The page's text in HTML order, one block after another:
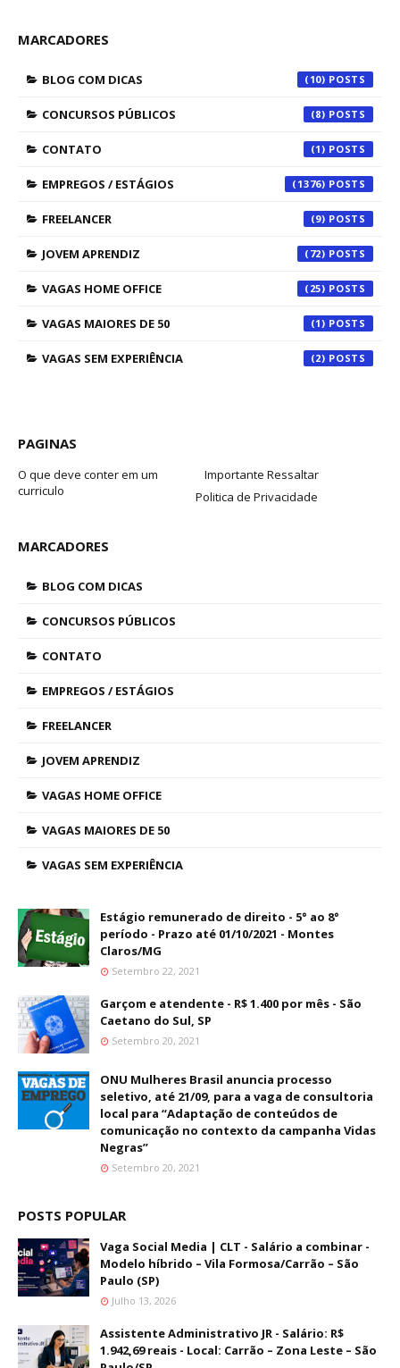
MARCADORES
BLOG COM DICAS (10)
CONCURSOS PÚBLICOS (8)
CONTATO (1)
EMPREGOS / ESTÁGIOS (1376)
FREELANCER (9)
JOVEM APRENDIZ (72)
VAGAS HOME OFFICE (25)
VAGAS MAIORES DE 50 (1)
VAGAS SEM EXPERIÊNCIA (2)
PAGINAS
O que deve conter em um
curriculo
Importante Ressaltar
Politica de Privacidade
MARCADORES
BLOG COM DICAS
CONCURSOS PÚBLICOS
CONTATO
EMPREGOS / ESTÁGIOS
FREELANCER
JOVEM APRENDIZ
VAGAS HOME OFFICE
VAGAS MAIORES DE 50
VAGAS SEM EXPERIÊNCIA
Estágio remunerado de direito - 5° ao 8°
período - Prazo até 01/10/2021 - Montes
Claros/MG
Setembro 22, 2021
Garçom e atendente - R$ 1.400 por mês - São
Caetano do Sul, SP
Setembro 20, 2021
ONU Mulheres Brasil anuncia processo
seletivo, até 21/09, para a vaga de consultoria
local para “Adaptação de conteúdos de
comunicação no contexto da campanha Vidas
Negras”
Setembro 20, 2021
POSTS POPULAR
Vaga Social Media | CLT - Salário a combinar -
Modelo híbrido – Vila Formosa/Carrão – São
Paulo (SP)
Julho 13, 2026
Assistente Administrativo JR - Salário: R$
1.942,69 reais - Local: Carrão – Zona Leste – São